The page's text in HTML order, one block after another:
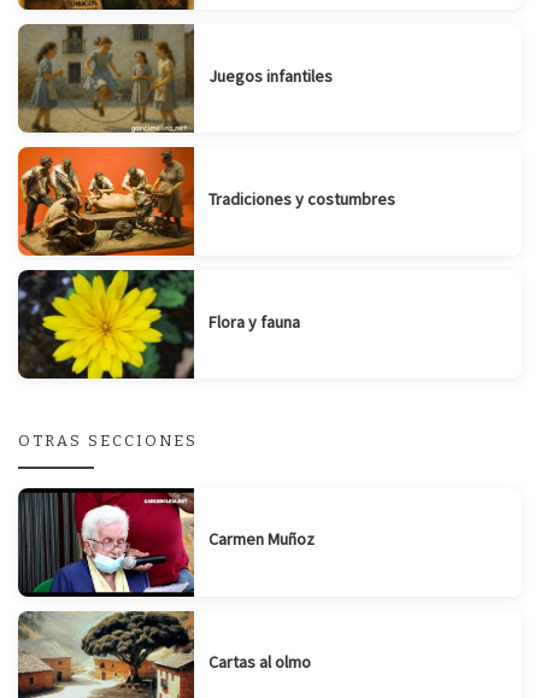
Juegos infantiles
Tradiciones y costumbres
Flora y fauna
OTRAS SECCIONES
Carmen Muñoz
Cartas al olmo